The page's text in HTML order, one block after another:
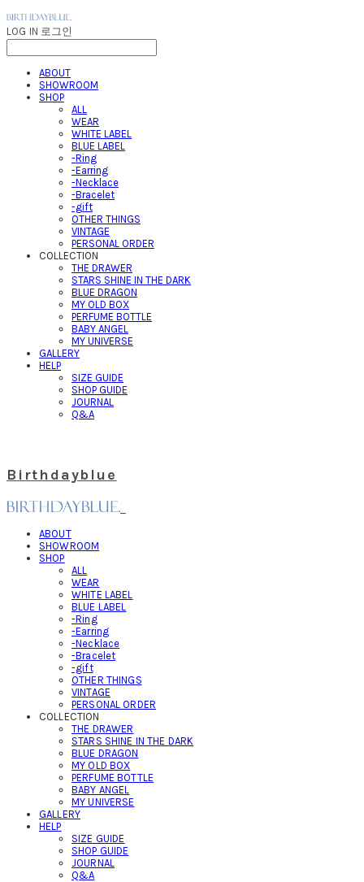
LOG IN 로그인
ABOUT
SHOWROOM
SHOP
ALL
WEAR
WHITE LABEL
BLUE LABEL
-Ring
-Earring
-Necklace
-Bracelet
-gift
OTHER THINGS
VINTAGE
PERSONAL ORDER
COLLECTION
THE DRAWER
STARS SHINE IN THE DARK
BLUE DRAGON
MY OLD BOX
PERFUME BOTTLE
BABY ANGEL
MY UNIVERSE
GALLERY
HELP
SIZE GUIDE
SHOP GUIDE
JOURNAL
Q&A
Birthdayblue
ABOUT
SHOWROOM
SHOP
ALL
WEAR
WHITE LABEL
BLUE LABEL
-Ring
-Earring
-Necklace
-Bracelet
-gift
OTHER THINGS
VINTAGE
PERSONAL ORDER
COLLECTION
THE DRAWER
STARS SHINE IN THE DARK
BLUE DRAGON
MY OLD BOX
PERFUME BOTTLE
BABY ANGEL
MY UNIVERSE
GALLERY
HELP
SIZE GUIDE
SHOP GUIDE
JOURNAL
Q&A